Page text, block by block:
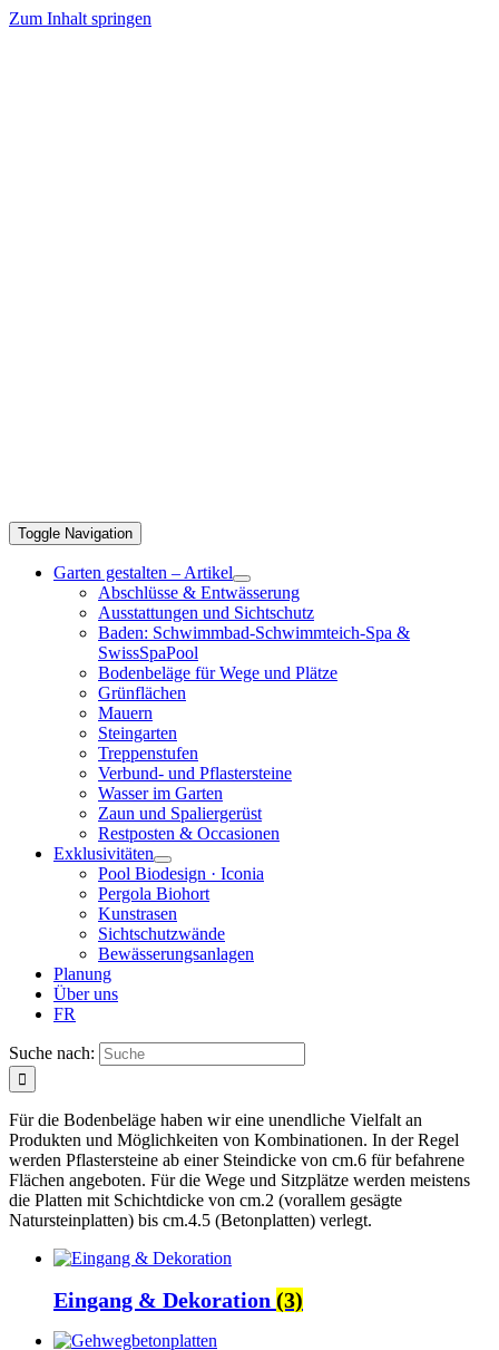
Zum Inhalt springen
Toggle Navigation
Garten gestalten – Artikel
Abschlüsse & Entwässerung
Ausstattungen und Sichtschutz
Baden: Schwimmbad-Schwimmteich-Spa &
SwissSpaPool
Bodenbeläge für Wege und Plätze
Grünflächen
Mauern
Steingarten
Treppenstufen
Verbund- und Pflastersteine
Wasser im Garten
Zaun und Spaliergerüst
Restposten & Occasionen
Exklusivitäten
Pool Biodesign · Iconia
Pergola Biohort
Kunstrasen
Sichtschutzwände
Bewässerungsanlagen
Planung
Über uns
FR
Suche nach:
Für die Bodenbeläge haben wir eine unendliche Vielfalt an
Produkten und Möglichkeiten von Kombinationen. In der Regel
werden Pflastersteine ab einer Steindicke von cm.6 für befahrene
Flächen angeboten. Für die Wege und Sitzplätze werden meistens
die Platten mit Schichtdicke von cm.2 (vorallem gesägte
Natursteinplatten) bis cm.4.5 (Betonplatten) verlegt.
Eingang & Dekoration (3)